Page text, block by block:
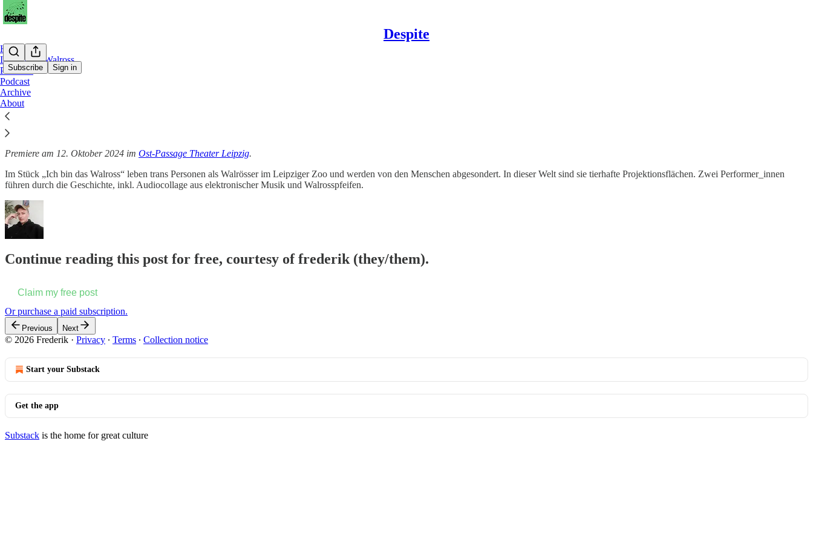
Despite
Subscribe Sign in
Home
Ich bin das Walross
Portfolio
Podcast
Archive
About
Ich bin das Walross
Premiere am 12. Oktober 2024 im Ost-Passage Theater Leipzig.
Im Stück „Ich bin das Walross“ leben trans Personen als Walrösser im Leipziger Zoo und werden von den Menschen abgesondert. In dieser Welt sind sie tierhafte Projektionsflächen. Zwei Performer_innen
führen durch die Geschichte, inkl. Audiocollage aus elektronischer Musik und Walrosspfeifen.
Continue reading this post for free, courtesy of frederik (they/them).
Claim my free post
Or purchase a paid subscription.
Previous Next
© 2026 Frederik · Privacy ∙ Terms ∙ Collection notice
Start your Substack
Get the app
Substack is the home for great culture